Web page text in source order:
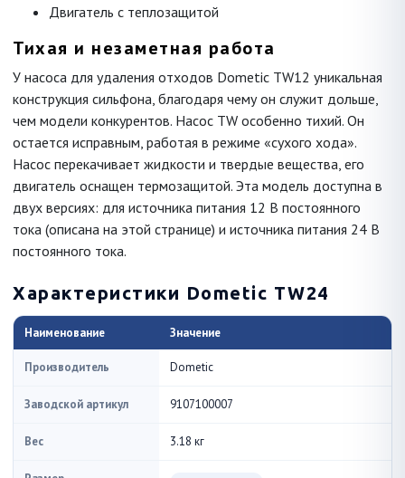
Двигатель с теплозащитой
Тихая и незаметная работа
У насоса для удаления отходов Dometic TW12 уникальная
конструкция сильфона, благодаря чему он служит дольше,
чем модели конкурентов. Насос TW особенно тихий. Он
остается исправным, работая в режиме «сухого хода».
Насос перекачивает жидкости и твердые вещества, его
двигатель оснащен термозащитой. Эта модель доступна в
двух версиях: для источника питания 12 В постоянного
тока (описана на этой странице) и источника питания 24 В
постоянного тока.
Характеристики Dometic TW24
Наименование Значение
Производитель Dometic
Заводской артикул 9107100007
Вес 3.18 кг